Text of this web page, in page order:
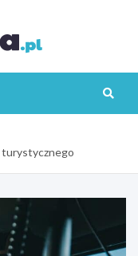
turystycznego